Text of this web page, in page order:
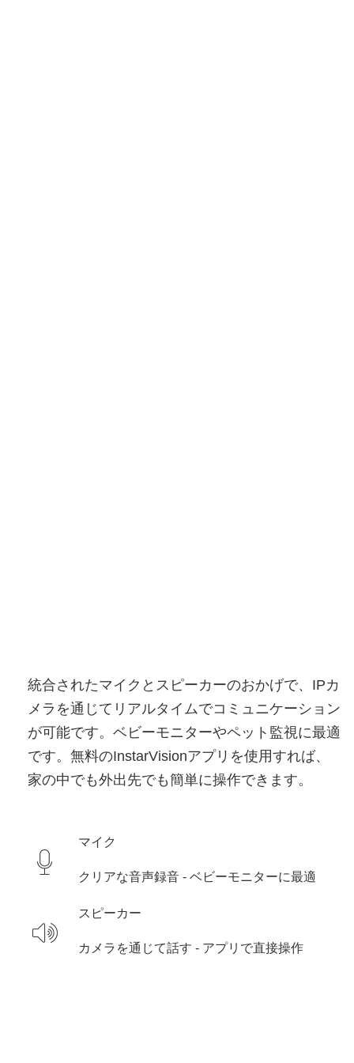
統合されたマイクとスピーカーのおかげで、IPカ
メラを通じてリアルタイムでコミュニケーション
が可能です。ベビーモニターやペット監視に最適
です。無料のInstarVisionアプリを使用すれば、
家の中でも外出先でも簡単に操作できます。
マイク
クリアな音声録音 - ベビーモニターに最適
スピーカー
カメラを通じて話す - アプリで直接操作